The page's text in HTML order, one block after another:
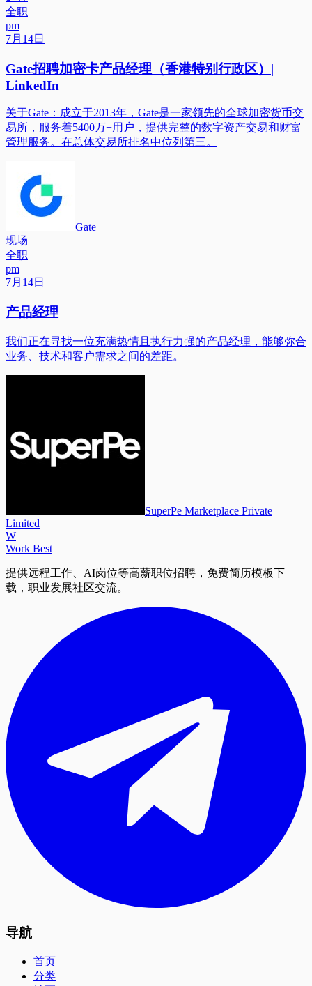
全职
pm
7月14日
Gate招聘加密卡产品经理（香港特别行政区）|
LinkedIn
关于Gate：成立于2013年，Gate是一家领先的全球加密货币交
易所，服务着5400万+用户，提供完整的数字资产交易和财富
管理服务。在总体交易所排名中位列第三。
Gate
现场
全职
pm
7月14日
产品经理
我们正在寻找一位充满热情且执行力强的产品经理，能够弥合
业务、技术和客户需求之间的差距。
SuperPe Marketplace Private
Limited
W
Work Best
提供远程工作、AI岗位等高薪职位招聘，免费简历模板下
载，职业发展社区交流。
导航
首页
分类